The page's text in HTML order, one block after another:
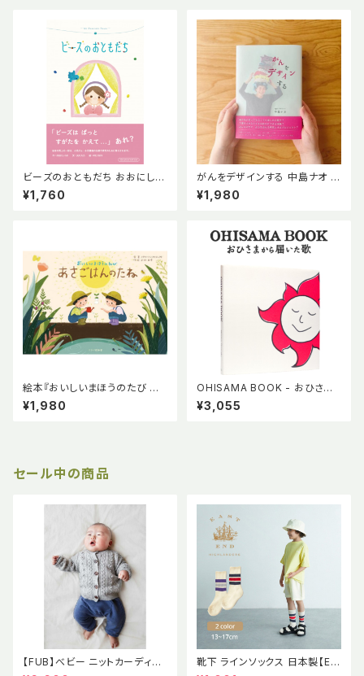
ビーズのおともだち おおにしわ
か ニジノ絵本屋 小児がん【特典
ペーパーアイテムセット付】わか
¥1,760
がんをデザインする 中島ナオ ナ
オカケル ニジノ絵本屋
¥1,980
絵本『おいしいまほうのたび あ
さごはんのたね』AGRI BATON
PROJECT 小林由季 木谷佳子
¥1,980
OHISAMA BOOK - おひさま
から届いた歌 - テライシマナ
竹紙でできた本 ベジタブルイ
¥3,055
セール中の商品
【FUB】べビー ニットカーディガ
靴下 ラインソックス 日本製【EE